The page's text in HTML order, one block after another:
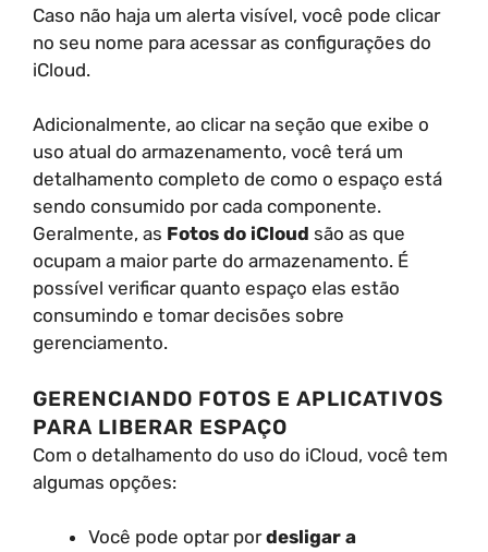
Caso não haja um alerta visível, você pode clicar
no seu nome para acessar as configurações do
iCloud.
Adicionalmente, ao clicar na seção que exibe o
uso atual do armazenamento, você terá um
detalhamento completo de como o espaço está
sendo consumido por cada componente.
Geralmente, as Fotos do iCloud são as que
ocupam a maior parte do armazenamento. É
possível verificar quanto espaço elas estão
consumindo e tomar decisões sobre
gerenciamento.
GERENCIANDO FOTOS E APLICATIVOS
PARA LIBERAR ESPAÇO
Com o detalhamento do uso do iCloud, você tem
algumas opções:
Você pode optar pordesligar a